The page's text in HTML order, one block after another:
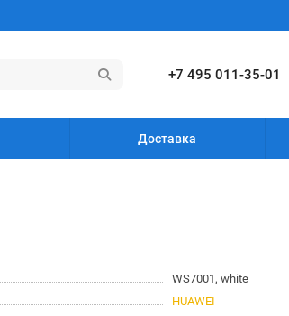
+7 495 011-35-01
Доставка
WS7001, white
HUAWEI